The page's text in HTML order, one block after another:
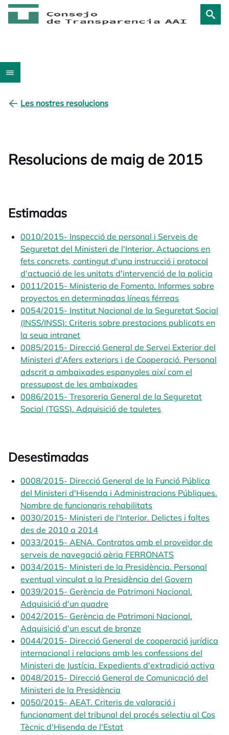
Les nostres resolucions
Resolucions de maig de 2015
Estimadas
0010/2015- Inspecció de personal i Serveis de
Seguretat del Ministeri de l'Interior. Actuacions en
fets concrets, contingut d'una instrucció i protocol
d'actuació de les unitats d'intervenció de la policia
0011/2015- Ministerio de Fomento. Informes sobre
proyectos en determinadas líneas férreas
0054/2015- Institut Nacional de la Seguretat Social
(INSS/INSS): Criteris sobre prestacions publicats en
la seua intranet
0085/2015- Direcció General de Servei Exterior del
Ministeri d'Afers exteriors i de Cooperació. Personal
adscrit a ambaixades espanyoles així com el
pressupost de les ambaixades
0086/2015- Tresoreria General de la Seguretat
Social (TGSS). Adquisició de tauletes
Desestimadas
0008/2015- Direcció General de la Funció Pública
del Ministeri d'Hisenda i Administracions Públiques.
Nombre de funcionaris rehabilitats
0030/2015- Ministeri de l'Interior. Delictes i faltes
des de 2010 a 2014
0033/2015- AENA. Contratos amb el proveïdor de
serveis de navegació aèria FERRONATS
0034/2015- Ministeri de la Presidència. Personal
eventual vinculat a la Presidència del Govern
0039/2015- Gerència de Patrimoni Nacional.
Adquisició d'un quadre
0042/2015- Gerència de Patrimoni Nacional.
Adquisició d'un escut de bronze
0044/2015- Direcció General de cooperació jurídica
internacional i relacions amb les confessions del
Ministeri de Justícia. Expedients d'extradició activa
0048/2015- Direcció General de Comunicació del
Ministeri de la Presidència
0050/2015- AEAT. Criteris de valoració i
funcionament del tribunal del procés selectiu al Cos
Tècnic d'Hisenda de l'Estat